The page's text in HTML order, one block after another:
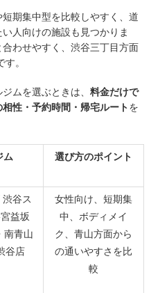
期集中型を比較しやすく、道
人向けの施設も見つかりま
わせやすく、渋谷三丁目方面
。
ムを選ぶときは、 料金だけで
性・予約時間・帰宅ルートを
ム 選び方のポイント
渋谷ス
益坂
南青山
谷店
女性向け、短期集
中、ボディメイ
ク、青山方面から
の通いやすさを比
較